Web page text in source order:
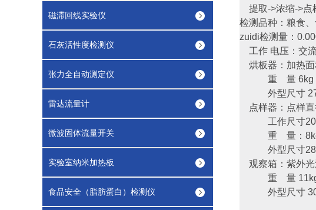
磁滞回线实验仪
石灰活性度检测仪
张力全自动测定仪
雷达流量计
微波固体流量开关
实验室纳米加热板
食品安全（脂肪蛋白）检测仪
提取->浓缩->点
检测品种：粮食
zuidi检测量：
工作 电压：交
烘板器：加热面
重 量 6kg
外型尺寸
点样器：点样直
工作尺寸
重 量：8kg
外型尺寸
观察箱：紫外光
重 量 11kg
外型尺寸